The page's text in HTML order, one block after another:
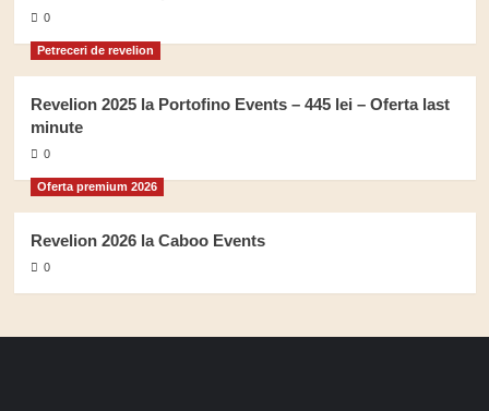
0
Petreceri de revelion
Revelion 2025 la Portofino Events – 445 lei – Oferta last
minute
0
Oferta premium 2026
Revelion 2026 la Caboo Events
0